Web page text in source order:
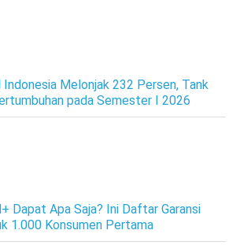
Indonesia Melonjak 232 Persen, Tank
pada Semester I 2026
Dapat Apa Saja? Ini Daftar Garansi
1.000 Konsumen Pertama